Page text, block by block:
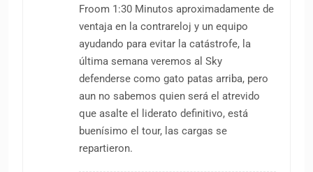
Froom 1:30 Minutos aproximadamente de
ventaja en la contrareloj y un equipo
ayudando para evitar la catástrofe, la
última semana veremos al Sky
defenderse como gato patas arriba, pero
aun no sabemos quien será el atrevido
que asalte el liderato definitivo, está
buenísimo el tour, las cargas se
repartieron.